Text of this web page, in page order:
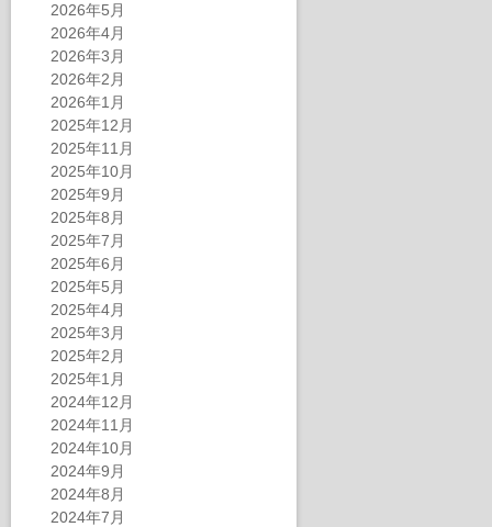
2026年5月
2026年4月
2026年3月
2026年2月
2026年1月
2025年12月
2025年11月
2025年10月
2025年9月
2025年8月
2025年7月
2025年6月
2025年5月
2025年4月
2025年3月
2025年2月
2025年1月
2024年12月
2024年11月
2024年10月
2024年9月
2024年8月
2024年7月